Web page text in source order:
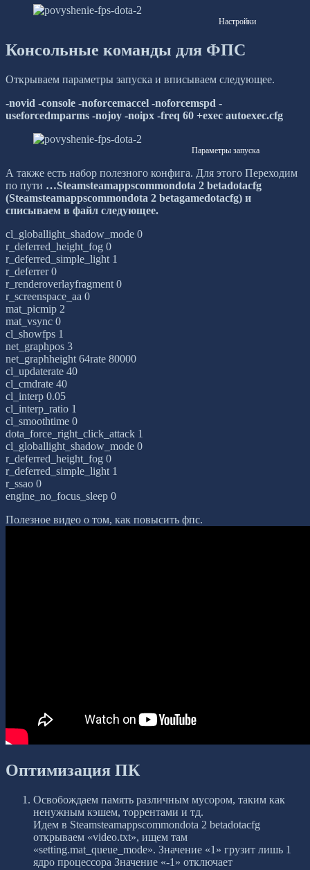
Настройки
Консольные команды для ФПС
Открываем параметры запуска и вписываем следующее.
-novid -console -noforcemaccel -noforcemspd -
useforcedmparms -nojoy -noipx -freq 60 +exec autoexec.cfg
Параметры запуска
А также есть набор полезного конфига. Для этого Переходим
по пути …Steamsteamappscommondota 2 betadotacfg
(Steamsteamappscommondota 2 betagamedotacfg) и
списываем в файл следующее.
cl_globallight_shadow_mode 0
r_deferred_height_fog 0
r_deferred_simple_light 1
r_deferrer 0
r_renderoverlayfragment 0
r_screenspace_aa 0
mat_picmip 2
mat_vsync 0
cl_showfps 1
net_graphpos 3
net_graphheight 64rate 80000
cl_updaterate 40
cl_cmdrate 40
cl_interp 0.05
cl_interp_ratio 1
cl_smoothtime 0
dota_force_right_click_attack 1
cl_globallight_shadow_mode 0
r_deferred_height_fog 0
r_deferred_simple_light 1
r_ssao 0
engine_no_focus_sleep 0
Полезное видео о том, как повысить фпс.
Оптимизация ПК
Освобождаем память различным мусором, таким как
ненужным кэшем, торрентами и тд.
Идем в Steamsteamappscommondota 2 betadotacfg
открываем «video.txt», ищем там
«setting.mat_queue_mode». Значение «1 » грузит лишь 1
ядро процессора Значение «-1 » отключает